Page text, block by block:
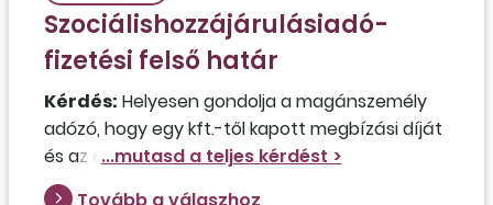
Szociálishozzájárulásiadó-
fizetési felső határ
Kérdés: Helyesen gondolja a magánszemély
adózó, hogy egy kft.-től kapott megbízási díját
és az egyéni vállalkozóként szerzett bevételét
göngyölítve csak addig kell szociális
Tovább a válaszhoz